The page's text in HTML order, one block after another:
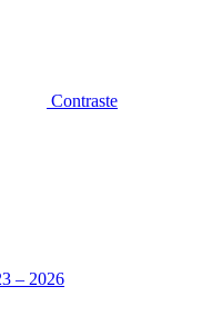
Contraste
– 2026